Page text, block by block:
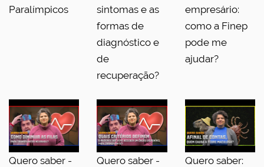
Paralímpicos
sintomas e as
formas de
diagnóstico e
de
recuperação?
empresário:
como a Finep
pode me
ajudar?
Quero saber -
Quero saber -
Quero saber: